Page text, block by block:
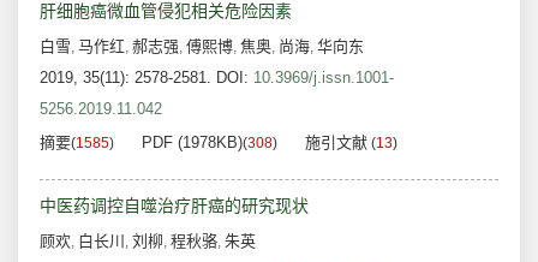
肝细胞癌微血管侵犯相关危险因素
白雪, 马作红, 郝志强, 傅熙博, 焦奥, 尚海, 华向东
2019, 35(11): 2578-2581. DOI: 10.3969/j.issn.1001-
5256.2019.11.042
摘要(1585) PDF (1978KB)(308) 施引文献 (13)
中医药调控自噬治疗肝癌的研究现状
顾欢, 白长川 , 刘柳, 程秋骆, 朱英